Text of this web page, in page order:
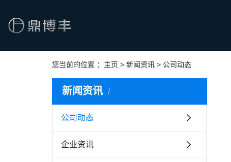
您当前的位置 ： 主页 > 新闻资讯 > 公司动态
新闻资讯
公司动态
企业资讯